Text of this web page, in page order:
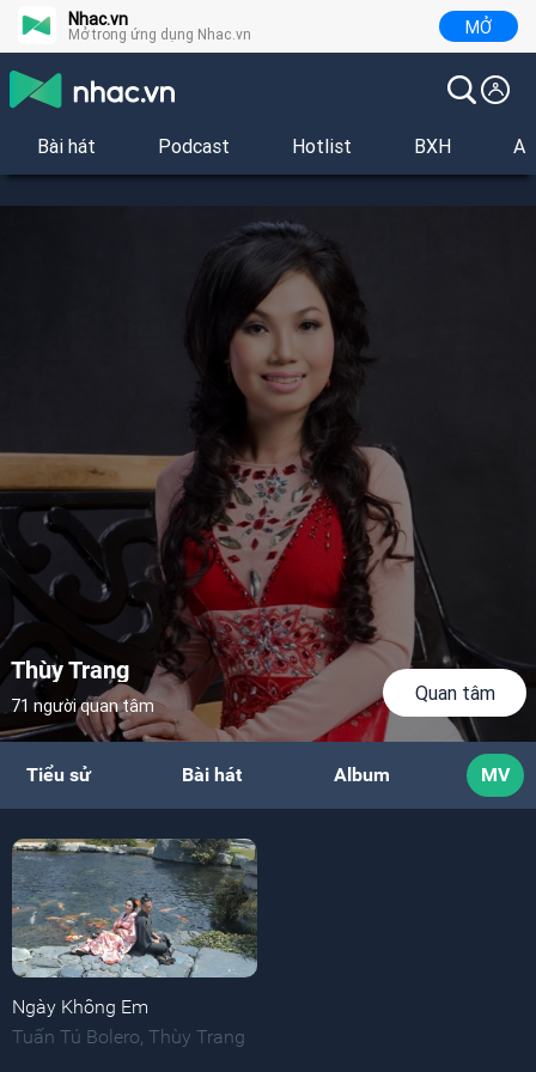
Nhac.vn
Mở trong ứng dụng Nhac.vn MỞ
Bài hát Podcast Hotlist BXH
Thùy Trang
71 người quan tâm
Quan tâm
Tiểu sử Bài hát Album MV
Ngày Không Em
Tuấn Tú Bolero Thùy Trang